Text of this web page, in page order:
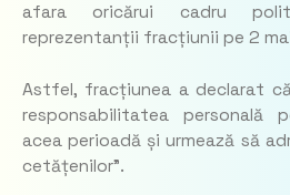
afara oricărui cadru
reprezentanții fracțiunii pe 2
Astfel, fracțiunea a declarat
responsabilitatea personală
acea perioadă și urmează să
cetățenilor”.